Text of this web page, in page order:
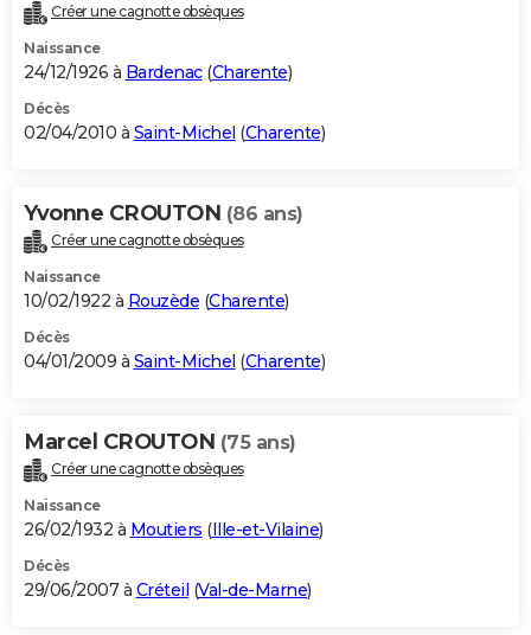
Créer une cagnotte obsèques
Naissance
24/12/1926 à Bardenac(Charente)
Décès
02/04/2010 à Saint-Michel (Charente)
Yvonne CROUTON (86 ans)
Créer une cagnotte obsèques
Naissance
10/02/1922 à Rouzède (Charente)
Décès
04/01/2009 à Saint-Michel (Charente)
Marcel CROUTON (75 ans)
Créer une cagnotte obsèques
Naissance
26/02/1932 à Moutiers (Ille-et-Vilaine)
Décès
29/06/2007 à Créteil (Val-de-Marne)